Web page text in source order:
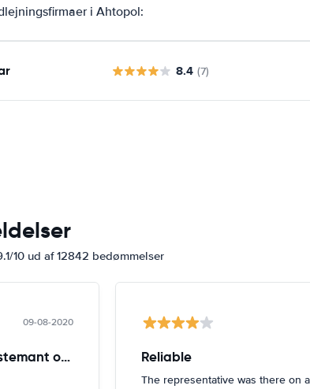
i Ahtopol:
8.4 (7)
10 ud af 12842 bedømmelser
09-08-2020
until today - did not get final ststemant of the rent !! Reliable
The representative was there on